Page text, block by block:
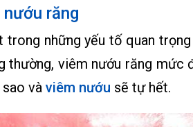
răng
trong những yếu tố quan
thường, viêm nướu răng mức
và viêm nướu sẽ tự hết.